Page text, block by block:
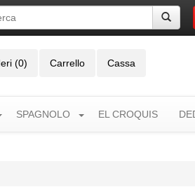
(0) Carrello Cassa
SPAGNOLO EL CROQUIS